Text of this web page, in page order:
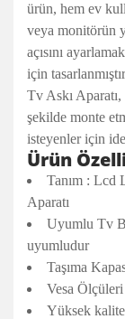
ürün, hem ev
veya monitörün
açısını
için
Tv Askı
şekilde monte
isteyenler için
Ürün
Tanım : Lcd
Aparatı
Uyumlu Tv
uyumludur
Taşıma
Vesa
Yüksek kalite